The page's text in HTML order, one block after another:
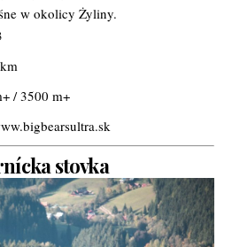
w okolicy Żyliny.
/ 3500 m+
stovka